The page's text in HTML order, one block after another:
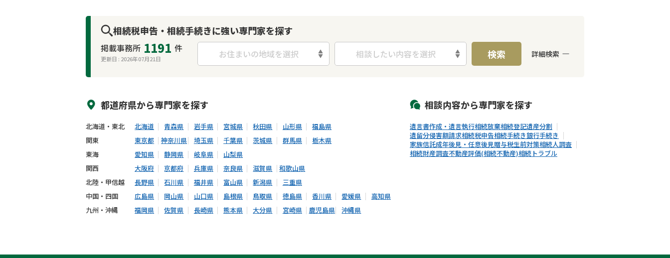
相続税申告・相続手続きに強い専門家を探す
掲載事務所 1191 件
更新日 : 2026年07月21日 お住まいの地域を選択 相談したい内容を選択 検索 詳細検索
都道府県から専門家を探す
北海道・東北 北海道 青森県 岩手県 宮城県 秋田県 山形県
福島県
関東
東京都 神奈川県 埼玉県 千葉県 茨城県 群馬県
栃木県
東海
愛知県 静岡県 岐阜県
山梨県
関西
大阪府 京都府 兵庫県 奈良県 滋賀県
和歌山県
北陸・甲信越
長野県 石川県 福井県 富山県 新潟県
三重県
中国・四国
広島県 岡山県 山口県 島根県 鳥取県 徳島県 香川県 愛媛県
高知県
九州・沖縄
福岡県 佐賀県 長崎県 熊本県 大分県 宮崎県 鹿児島県 沖縄県
相談内容から専門家を探す
遺言書作成・遺言執行相続放棄相続登記遺産分割
遺留分侵害額請求相続税申告相続手続き銀行手続き
家族信託成年後見・任意後見贈与税生前対策相続人調査
相続財産調査不動産評価(相続不動産)相続トラブル